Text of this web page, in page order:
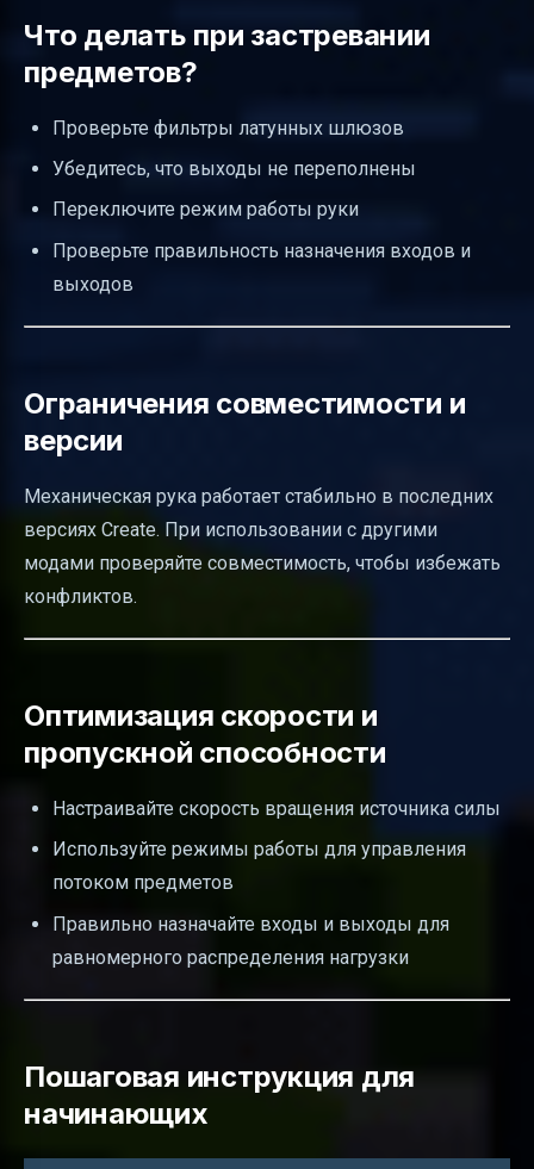
Что делать при застревании
предметов?
Проверьте фильтры латунных шлюзов
Убедитесь, что выходы не переполнены
Переключите режим работы руки
Проверьте правильность назначения входов и
выходов
Ограничения совместимости и
версии
Механическая рука работает стабильно в последних
версиях Create. При использовании с другими
модами проверяйте совместимость, чтобы избежать
конфликтов.
Оптимизация скорости и
пропускной способности
Настраивайте скорость вращения источника силы
Используйте режимы работы для управления
потоком предметов
Правильно назначайте входы и выходы для
равномерного распределения нагрузки
Пошаговая инструкция для
начинающих